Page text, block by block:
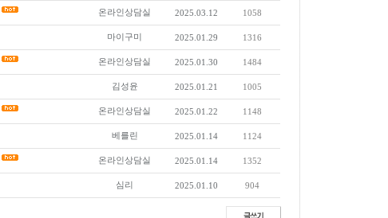
온라인상담실 2025.03.12 1058
마이구미 2025.01.29 1316
온라인상담실 2025.01.30 1484
김성윤 2025.01.21 1005
온라인상담실 2025.01.22 1148
베를린 2025.01.14 1124
온라인상담실 2025.01.14 1352
심리 2025.01.10 904